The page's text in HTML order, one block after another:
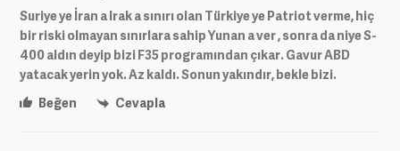
Suriye ye İran a Irak a sınırı olan Türkiye ye Patriot verme, hiç
bir riski olmayan sınırlara sahip Yunan a ver , sonra da niye S-
400 aldın deyip bizi F35 programından çıkar. Gavur ABD
yatacak yerin yok. Az kaldı. Sonun yakındır, bekle bizi.
Beğen
Cevapla